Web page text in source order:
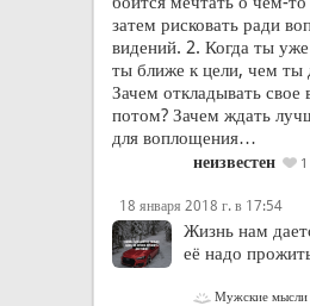
затем рисковать ради
видений. 2. Когда ты уже
ты ближе к цели, чем ты
Зачем откладывать свое
потом? Зачем ждать
для воплощения…
неизвестен 1
18 января 2018 г. в 17:54
Жизнь нам
её надо
Мужские мысли